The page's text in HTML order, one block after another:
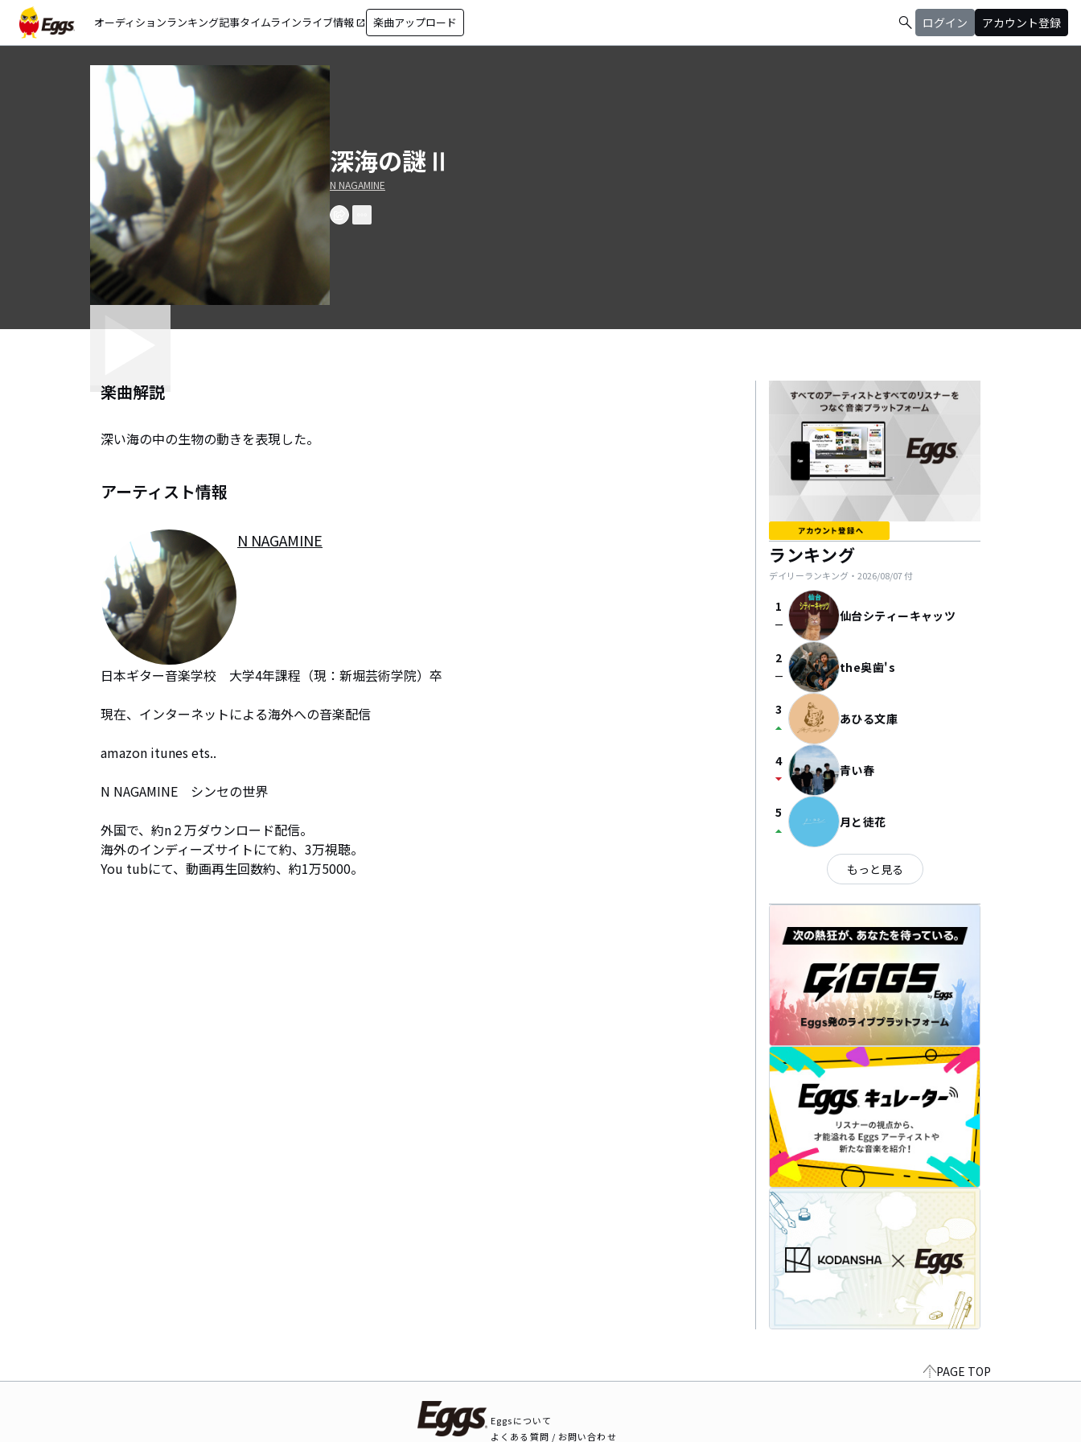
オーディションランキング記事タイムラインライブ情報 open_in_new 楽曲アップロード search ログイン アカウント登録
深海の謎Ⅱ
N NAGAMINE
楽曲解説
深い海の中の生物の動きを表現した。
アーティスト情報
N NAGAMINE
日本ギター音楽学校　大学4年課程（現：新堀芸術学院）卒
現在、インターネットによる海外への音楽配信
amazon itunes ets..
N NAGAMINE　シンセの世界
外国で、約n２万ダウンロード配信。
海外のインディーズサイトにて約、3万視聴。
You tubにて、動画再生回数約、約1万5000。
ランキング
デイリーランキング・ 2026/08/07付
1
check_indeterminate_small 仙台シティーキャッツ
2
check_indeterminate_small the奥歯's
3
arrow_drop_up あひる文庫
4
arrow_drop_down 青い春
5
arrow_drop_up 月と徒花
もっと見る
PAGE TOP
Eggsについて
よくある質問 / お問い合わせ